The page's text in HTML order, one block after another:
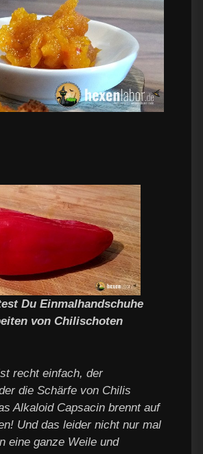
Du Einmalhandschuhe
von Chilischoten
recht einfach, der
die Schärfe von Chilis
Alkaloid Capsacin brennt auf
Und das leider nicht nur mal
eine ganze Weile und